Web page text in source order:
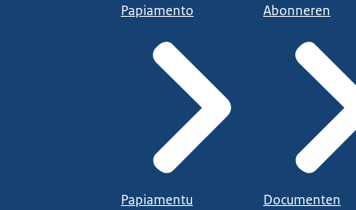
Papiamento
Papiamentu
Abonneren
Documenten